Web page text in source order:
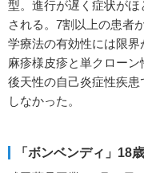
型。進行が遅く症状が
される。7割以上の患者
学療法の有効性には限
麻疹様皮疹と単クロー
後天性の自己炎症性疾
しなかった。
「ボンベンディ」18